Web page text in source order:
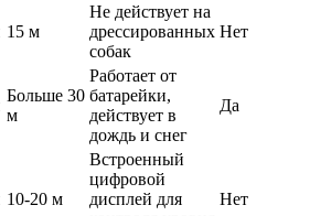
15 м
Не действует на
дрессированных
собак
Нет
Больше 30
м
Работает от
батарейки,
действует в
дождь и снег
Да
10-20 м
Встроенный
цифровой
дисплей для
Нет